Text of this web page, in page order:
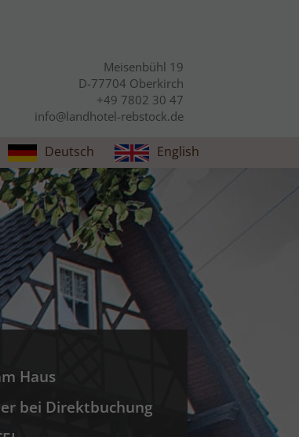
Meisenbühl 19
D-77704 Oberkirch
+49 7802 30 47
info@landhotel-rebstock.de
English
Deutsch
Haus
bei Direktbuchung